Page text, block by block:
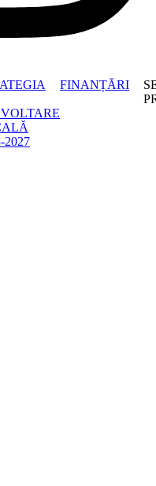
2027
FINANȚĂRI